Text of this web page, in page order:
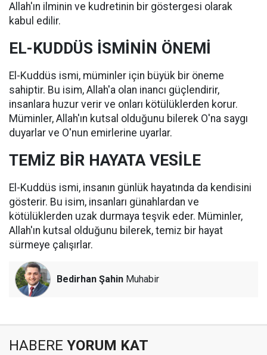
Allah'ın ilminin ve kudretinin bir göstergesi olarak
kabul edilir.
EL-KUDDÜS İSMİNİN ÖNEMİ
El-Kuddüs ismi, müminler için büyük bir öneme
sahiptir. Bu isim, Allah'a olan inancı güçlendirir,
insanlara huzur verir ve onları kötülüklerden korur.
Müminler, Allah'ın kutsal olduğunu bilerek O'na saygı
duyarlar ve O'nun emirlerine uyarlar.
TEMİZ BİR HAYATA VESİLE
El-Kuddüs ismi, insanın günlük hayatında da kendisini
gösterir. Bu isim, insanları günahlardan ve
kötülüklerden uzak durmaya teşvik eder. Müminler,
Allah'ın kutsal olduğunu bilerek, temiz bir hayat
sürmeye çalışırlar.
Bedirhan Şahin Muhabir
HABERE YORUM KAT